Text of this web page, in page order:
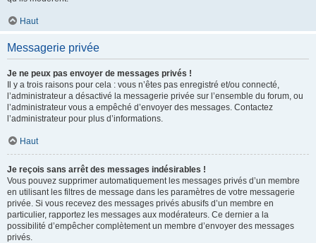
Haut
Messagerie privée
Je ne peux pas envoyer de messages privés !
Il y a trois raisons pour cela : vous n’êtes pas enregistré et/ou connecté,
l’administrateur a désactivé la messagerie privée sur l’ensemble du forum, ou
l’administrateur vous a empêché d’envoyer des messages. Contactez
l’administrateur pour plus d’informations.
Haut
Je reçois sans arrêt des messages indésirables !
Vous pouvez supprimer automatiquement les messages privés d’un membre
en utilisant les filtres de message dans les paramètres de votre messagerie
privée. Si vous recevez des messages privés abusifs d’un membre en
particulier, rapportez les messages aux modérateurs. Ce dernier a la
possibilité d’empêcher complètement un membre d’envoyer des messages
privés.